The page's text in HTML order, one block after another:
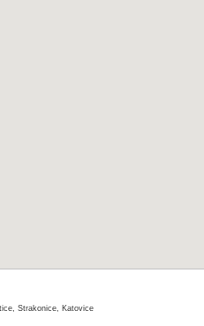
Strakonice, Katovice